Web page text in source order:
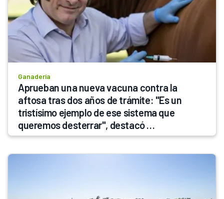
Ganadería
Aprueban una nueva vacuna contra la
aftosa tras dos años de trámite: "Es un
tristísimo ejemplo de ese sistema que
queremos desterrar", destacó
Sturzenegger y apuntó al cambio que pide